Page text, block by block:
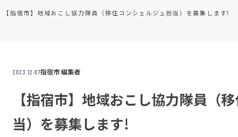
【指宿市】地域おこし協力隊員（移住コンシェルジュ担当）を募集します!
2023.12.07指宿市 編集者
【指宿市】地域おこし協力隊員（
当）を募集します!